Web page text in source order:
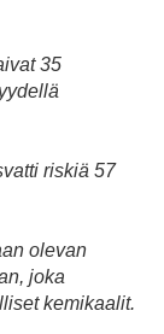
35
riskiä 57
olevan
joka
kemikaalit.